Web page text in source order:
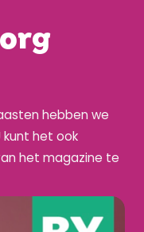
hebben we
kunt het ook
het magazine te